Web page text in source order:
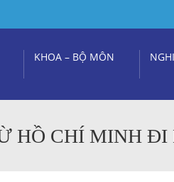
KHOA – BỘ MÔN
HỒ CHÍ MINH ĐI